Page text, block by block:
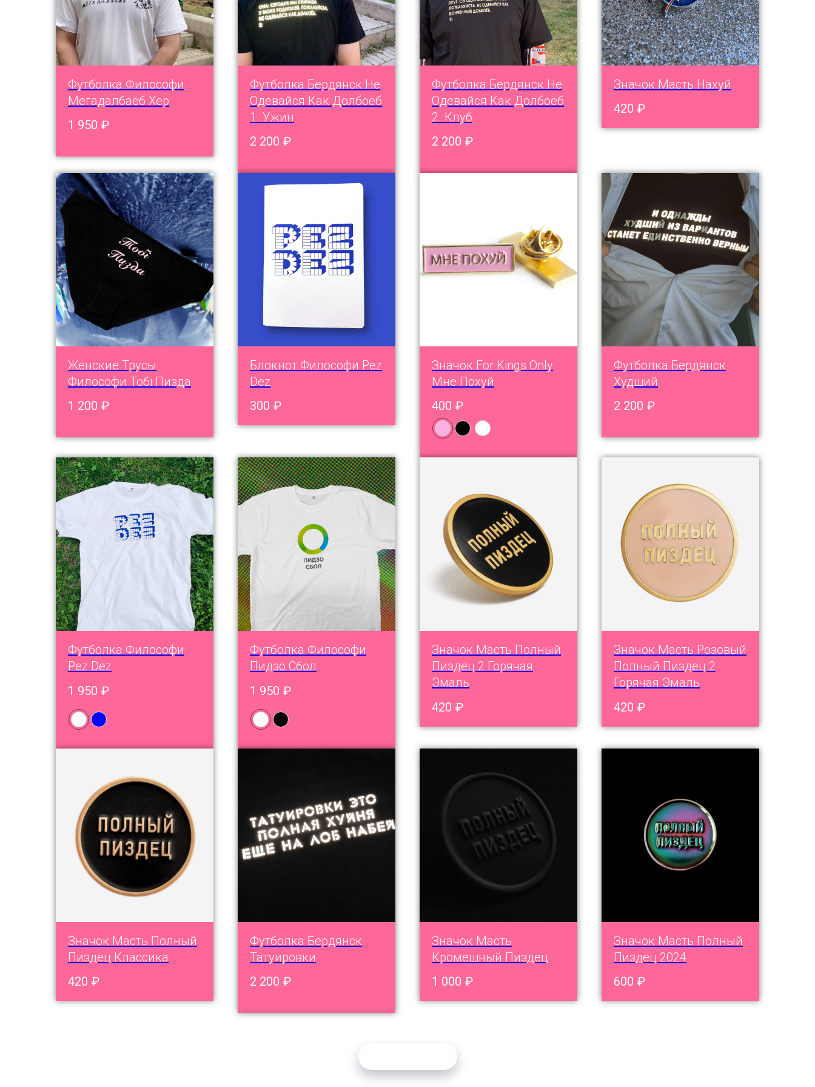
Футболка Философи
Мегадалбаёб Хер
1 950 ₽
Футболка Бердянск Не
Одевайся Как Долбоёб
1. Ужин
2 200 ₽
Футболка Бердянск Не
Одевайся Как Долбоёб
2. Клуб
2 200 ₽
Значок Масть Нахуй
420 ₽
Женские Трусы
Философи Тобi Пизда
1 200 ₽
Блокнот Философи Pez
Dez
300 ₽
Значок For Kings Only
Мне Похуй
400 ₽
Футболка Бердянск
Худший
2 200 ₽
Футболка Философи
Pez Dez
1 950 ₽
Футболка Философи
Пидзо Сбол
1 950 ₽
Значок Масть Полный
Пиздец 2 Горячая
Эмаль
420 ₽
Значок Масть Розовый
Полный Пиздец 2
Горячая Эмаль
420 ₽
Значок Масть Полный
Пиздец Классика
420 ₽
Футболка Бердянск
Татуировки
2 200 ₽
Значок Масть
Кромешный Пиздец
1 000 ₽
Значок Масть Полный
Пиздец 2024
600 ₽